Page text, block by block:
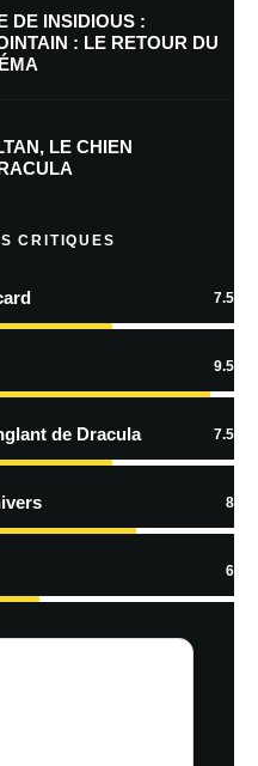
mon site dans le navigateur pour
par e-mail.
par e-mail.
En savoir
DE INSIDIOUS :
: LE RETOUR DU
LE CHIEN
CRITIQUES
7.5
9.5
de Dracula 7.5
8
6